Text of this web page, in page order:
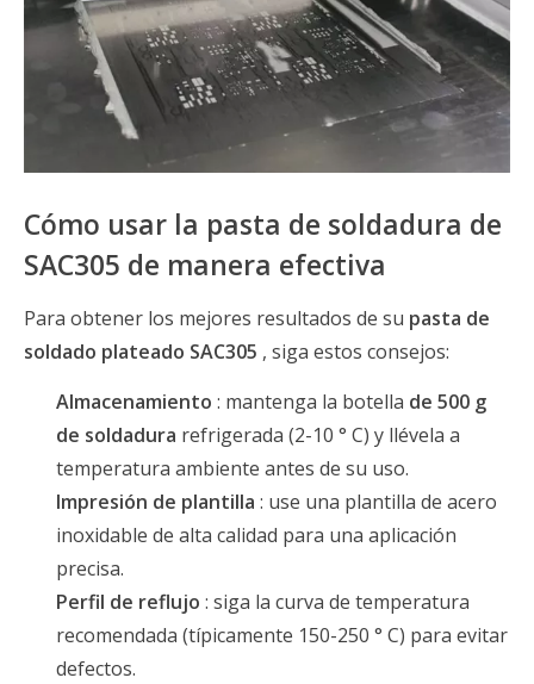
Cómo usar la pasta de soldadura de
SAC305 de manera efectiva
Para obtener los mejores resultados de su pasta de
soldado plateado SAC305 , siga estos consejos:
Almacenamiento: mantenga la botella de 500 g
de soldadura refrigerada (2-10 ° C) y llévela a
temperatura ambiente antes de su uso.
Impresión de plantilla: use una plantilla de acero
inoxidable de alta calidad para una aplicación
precisa.
Perfil de reflujo: siga la curva de temperatura
recomendada (típicamente 150-250 ° C) para evitar
defectos.